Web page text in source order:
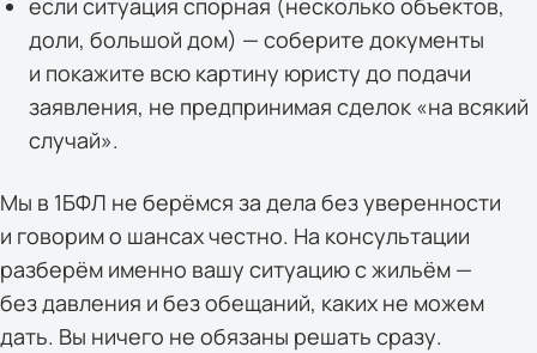
если ситуация спорная (несколько объектов,
доли, большой дом) — соберите документы
и покажите всю картину юристу до подачи
заявления, не предпринимая сделок «на всякий
случай».
Мы в 1БФЛ не берёмся за дела без уверенности
и говорим о шансах честно. На консультации
разберём именно вашу ситуацию с жильём —
без давления и без обещаний, каких не можем
дать. Вы ничего не обязаны решать сразу.